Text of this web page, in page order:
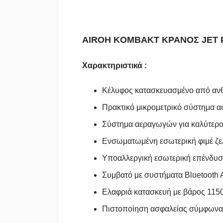
AIROH KOMBAKT ΚΡΑΝΟΣ JET
Χαρακτηριστικά :
Κέλυφος κατασκευασμένο από
Πρακτικό μικρομετρικό
Σύστημα αεραγωγών για
Ενσωματωμένη εσωτερική φιμέ
Υποαλλεργική εσωτερική
Συμβατό με συστήματα Bluetooth
Ελαφριά κατασκευή με βάρος
Πιστοποίηση ασφαλείας